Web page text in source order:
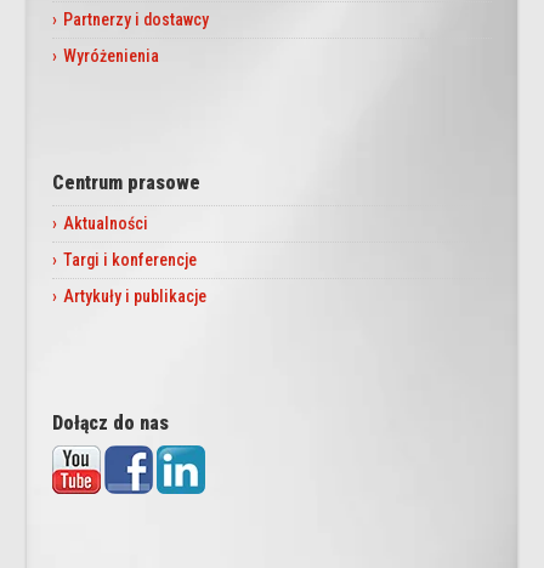
Partnerzy i dostawcy
Wyróżenienia
Centrum prasowe
Aktualności
Targi i konferencje
Artykuły i publikacje
Dołącz do nas